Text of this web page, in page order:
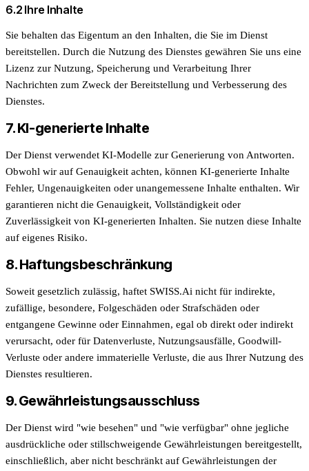
6.2 Ihre Inhalte
Sie behalten das Eigentum an den Inhalten, die Sie im Dienst
bereitstellen. Durch die Nutzung des Dienstes gewähren Sie uns eine
Lizenz zur Nutzung, Speicherung und Verarbeitung Ihrer
Nachrichten zum Zweck der Bereitstellung und Verbesserung des
Dienstes.
7. KI-generierte Inhalte
Der Dienst verwendet KI-Modelle zur Generierung von Antworten.
Obwohl wir auf Genauigkeit achten, können KI-generierte Inhalte
Fehler, Ungenauigkeiten oder unangemessene Inhalte enthalten. Wir
garantieren nicht die Genauigkeit, Vollständigkeit oder
Zuverlässigkeit von KI-generierten Inhalten. Sie nutzen diese Inhalte
auf eigenes Risiko.
8. Haftungsbeschränkung
Soweit gesetzlich zulässig, haftet SWISS.Ai nicht für indirekte,
zufällige, besondere, Folgeschäden oder Strafschäden oder
entgangene Gewinne oder Einnahmen, egal ob direkt oder indirekt
verursacht, oder für Datenverluste, Nutzungsausfälle, Goodwill-
Verluste oder andere immaterielle Verluste, die aus Ihrer Nutzung des
Dienstes resultieren.
9. Gewährleistungsausschluss
Der Dienst wird "wie besehen" und "wie verfügbar" ohne jegliche
ausdrückliche oder stillschweigende Gewährleistungen bereitgestellt,
einschließlich, aber nicht beschränkt auf Gewährleistungen der